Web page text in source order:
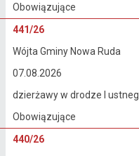
Obowiązujące
441/26
Wójta Gminy Nowa Ruda
07.08.2026
dzierżawy w drodze I
Obowiązujące
440/26